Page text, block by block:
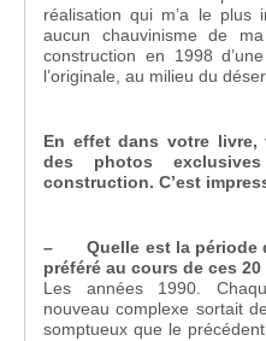
réalisation qui m’a le plus
aucun chauvinisme de
construction en 1998
l’originale, au milieu du
En effet dans votre
des photos
construction. C’est
– Quelle est la période
préféré au cours de ces
Les années 1990.
nouveau complexe sortait
somptueux que le